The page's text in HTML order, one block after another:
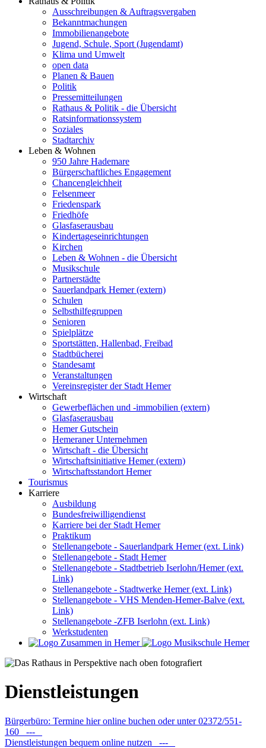
Ausschreibungen & Auftragsvergaben
Bekanntmachungen
Immobilienangebote
Jugend, Schule, Sport (Jugendamt)
Klima und Umwelt
open data
Planen & Bauen
Politik
Pressemitteilungen
Rathaus & Politik - die Übersicht
Ratsinformationssystem
Soziales
Stadtarchiv
Leben & Wohnen
950 Jahre Hademare
Bürgerschaftliches Engagement
Chancengleichheit
Felsenmeer
Friedenspark
Friedhöfe
Glasfaserausbau
Kindertageseinrichtungen
Kirchen
Leben & Wohnen - die Übersicht
Musikschule
Partnerstädte
Sauerlandpark Hemer (extern)
Schulen
Selbsthilfegruppen
Senioren
Spielplätze
Sportstätten, Hallenbad, Freibad
Stadtbücherei
Standesamt
Veranstaltungen
Vereinsregister der Stadt Hemer
Wirtschaft
Gewerbeflächen und -immobilien (extern)
Glasfaserausbau
Hemer Gutschein
Hemeraner Unternehmen
Wirtschaft - die Übersicht
Wirtschaftsinitiative Hemer (extern)
Wirtschaftsstandort Hemer
Tourismus
Karriere
Ausbildung
Bundesfreiwilligendienst
Karriere bei der Stadt Hemer
Praktikum
Stellenangebote - Sauerlandpark Hemer (ext. Link)
Stellenangebote - Stadt Hemer
Stellenangebote - Stadtbetrieb Iserlohn/Hemer (ext.
Link)
Stellenangebote - Stadtwerke Hemer (ext. Link)
Stellenangebote - VHS Menden-Hemer-Balve (ext.
Link)
Stellenangebote -ZFB Iserlohn (ext. Link)
Werkstudenten
Dienstleistungen
Bürgerbüro: Termine hier online buchen oder unter 02372/551-
160 ---
Dienstleistungen bequem online nutzen ---